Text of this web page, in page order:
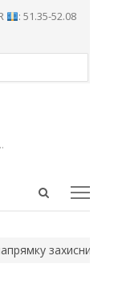
: 51.35-52.08
Open
захисники